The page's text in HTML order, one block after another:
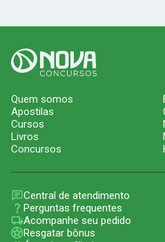
Quem somos
Apostilas
Cursos
Livros
Concursos
Central de atendimento
Perguntas frequentes
Acompanhe seu pedido
Resgatar bônus